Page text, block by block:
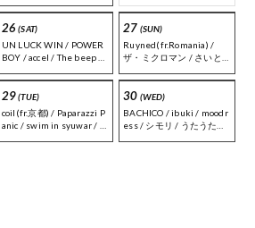
26 (SAT)
UN LUCK WIN / POWER
BOY / accel / The beep b
Jaeger MAN from Rende
z-vous ｜ Food : たろうめ
27 (SUN)
Ruyned(fr.Romania) /
ザ・ミクロマン / さいと
parks
29(TUE)
coil(fr.京都) / Paparazzi P
anic / swim in syuwar / ク
30 (WED)
BACHICO / ibuki / moodr
ess / シモリ / うたうたい